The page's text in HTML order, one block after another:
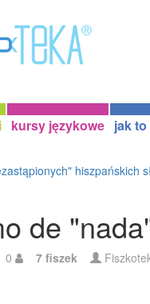
kursy językowe jak to
hiszpańskich
de
0 7 fiszek